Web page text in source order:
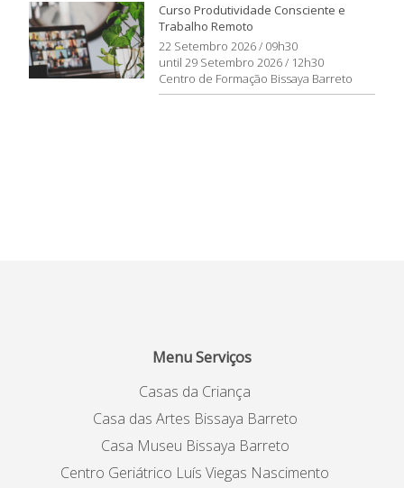
Curso Produtividade Consciente e
Trabalho Remoto
22 Setembro 2026 / 09h30
until 29 Setembro 2026 / 12h30
Centro de Formação Bissaya Barreto
Menu Serviços
Casas da Criança
Casa das Artes Bissaya Barreto
Casa Museu Bissaya Barreto
Centro Geriátrico Luís Viegas Nascimento